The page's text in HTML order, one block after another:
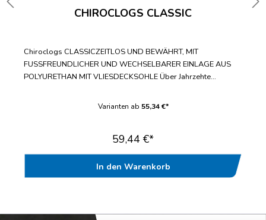
CHIROCLOGS CLASSIC
Chiroclogs CLASSICZEITLOS UND BEWÄHRT, MIT
FUSSFREUNDLICHER UND WECHSELBARER EINLAGE AUS
POLYURETHAN MIT VLIESDECKSOHLE Über Jahrzehte
fußfreundlicher VliesdecksohleBis zur Doppelgröße 47/48
Varianten ab 55,34 €*
59,44 €*
In den Warenkorb